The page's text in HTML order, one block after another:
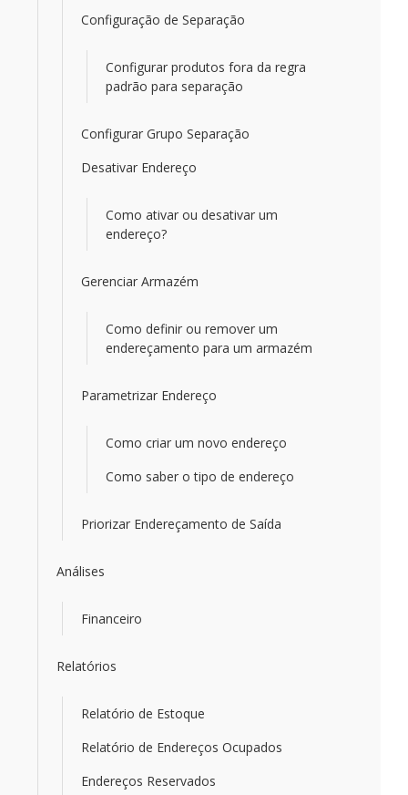
Configuração de Separação
Configurar produtos fora da regra
padrão para separação
Configurar Grupo Separação
Desativar Endereço
Como ativar ou desativar um
endereço?
Gerenciar Armazém
Como definir ou remover um
endereçamento para um armazém
Parametrizar Endereço
Como criar um novo endereço
Como saber o tipo de endereço
Priorizar Endereçamento de Saída
Análises
Financeiro
Relatórios
Relatório de Estoque
Relatório de Endereços Ocupados
Endereços Reservados